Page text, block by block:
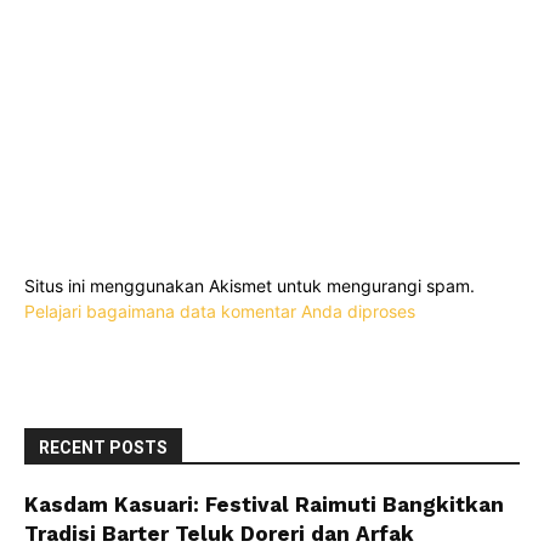
Situs ini menggunakan Akismet untuk mengurangi spam.
Pelajari bagaimana data komentar Anda diproses
RECENT POSTS
Kasdam Kasuari: Festival Raimuti Bangkitkan
Tradisi Barter Teluk Doreri dan Arfak